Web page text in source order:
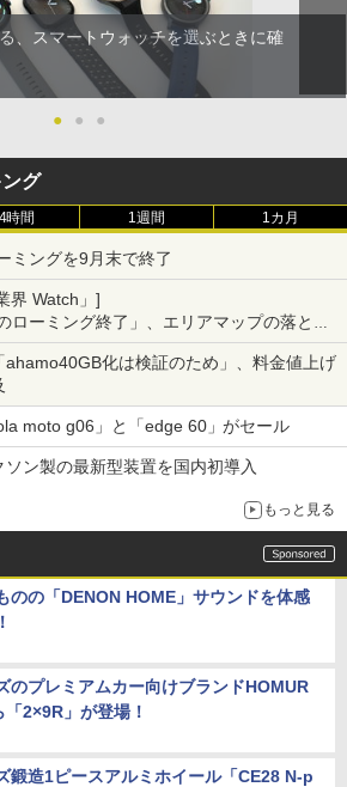
、スマートウォッチを選ぶときに確
● ● ●
グ
時間 1週間 1カ月
ミングを9月末で終了
界 Watch」]
ローミング終了」、エリアマップの落とし
課題
ahamo40GB化は検証のため」、料金値上げ
moto g06」と「edge 60」がセール
ン製の最新型装置を国内初導入
もっと見る
のの「DENON HOME」サウンドを体感
のプレミアムカー向けブランドHOMUR
「2×9R」が登場！
鍛造1ピースアルミホイール「CE28 N-p